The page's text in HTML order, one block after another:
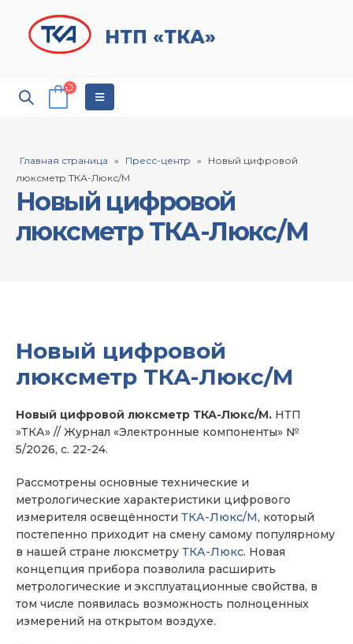
НТП «ТКА»
Главная страница » Пресс-центр »
Новый цифровой
люксметр ТКА-Люкс/М
Новый цифровой
люксметр ТКА-Люкс/М
Новый цифровой
люксметр ТКА-Люкс/М
Новый цифровой люксметр ТКА-Люкс/М. НТП
»ТКА» // Журнал «Электронные компоненты» №
5/2026, с. 22-24.
Рассмотрены основные технические и
метрологические характеристики цифрового
измерителя освещённости ТКА-Люкс/М, который
постепенно приходит на смену самому популярному
в нашей стране люксметру ТКА-Люкс. Новая
концепция прибора позволила расширить
метрологические и эксплуатационные свойства, в
том числе появилась возможность полноценных
измерений на открытом воздухе.